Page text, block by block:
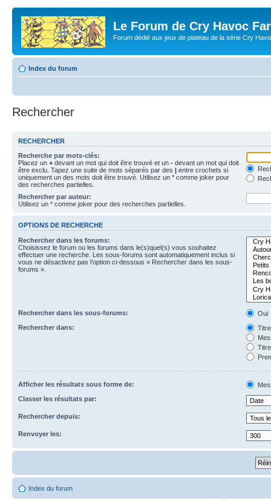
Le Forum de Cry Havoc
Forum dédié aux jeux de plateau de la série Cry
Index du forum
Rechercher
RECHERCHER
Recherche par mots-clés:
Placez un + devant un mot qui doit être trouvé et un - devant un mot qui doit
être exclu. Tapez une suite de mots séparés par des | entre crochets si
uniquement un des mots doit être trouvé. Utilisez un * comme joker pour
des recherches partielles.
Rechercher par auteur:
Utilisez un * comme joker pour des recherches partielles.
OPTIONS DE RECHERCHE
Rechercher dans les forums:
Choisissez le forum ou les forums dans le(s)quel(s) vous souhaitez
effectuer une recherche. Les sous-forums sont automatiquement inclus si
vous ne désactivez pas l’option ci-dessous « Rechercher dans les sous-
forums ».
Rechercher dans les sous-forums:
Oui
Rechercher dans:
Afficher les résultats sous forme de:
Classer les résultats par:
Rechercher depuis:
Renvoyer les:
Index du forum